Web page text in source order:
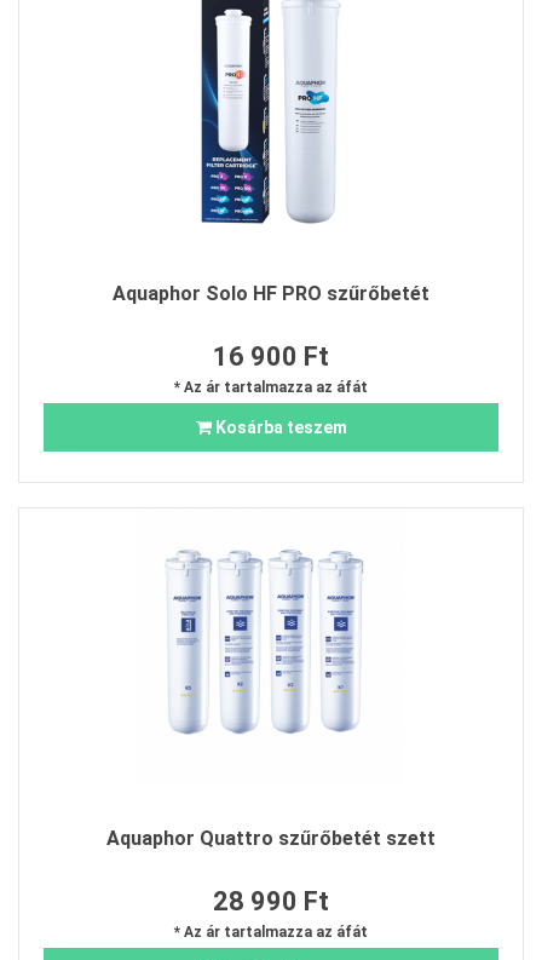
Aquaphor Solo HF PRO szűrőbetét
16 900 Ft
* Az ár tartalmazza az áfát
Kosárba teszem
Aquaphor Quattro szűrőbetét szett
28 990 Ft
* Az ár tartalmazza az áfát